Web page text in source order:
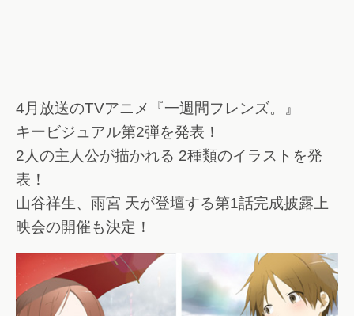
4月放送のTVアニメ『一週間フレンズ。』
キービジュアル第2弾を発表！
2人の主人公が描かれる 2種類のイラストを発
表！
山谷祥生、雨宮 天が登壇する第1話完成披露上
映会の開催も決定！